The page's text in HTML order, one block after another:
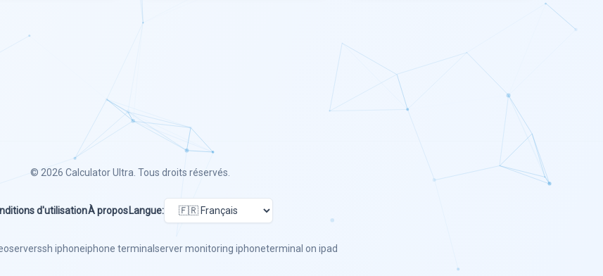
© 2026 Calculator Ultra . Tous droits réservés.
d'utilisationÀ proposLangue:
ssh iphoneiphone terminal server monitoring iphoneterminal on ipad